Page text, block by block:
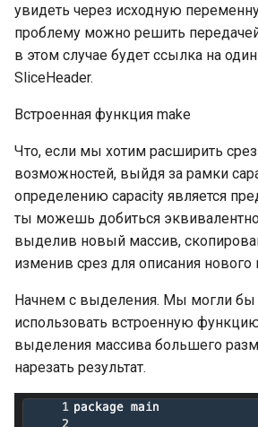
Представление литералов
основных числовых
значений
Какой символ
читабельности
Константы и переменные
О терминологии
«присваивание»
Адресация значения
Области действия
переменных и
именованные константы
Float: внутреннее
устройство
Byte
Byte: внутреннее
устройство
Bool
Конвертация типов (Type
Пакет io
Полезные типы и пакеты
буферизованный ввод-
Полезные типы и пакеты
для ввода-вывода: пакет
ioutil
Пакет io: правила чтения и
Пакет io: цепочка reader’ов
io.Writer
Реализация
решения вежливого
закрытия
Закрытие каналов:
примеры закрытия
Контексты
Мьютексы
Использование
mutex.Lock() и mutex.Unlock()
Go
увидеть через исходную
проблему можно решить
в этом случае будет ссылка на
SliceHeader.
Встроенная функция make
Что, если мы хотим расширить
возможностей, выйдя за рамки
определению capacity является
ты можешь добиться
выделив новый массив,
изменив срез для описания нового
Начнем с выделения. Мы могли бы
использовать встроенную
выделения массива большего
нарезать результат.